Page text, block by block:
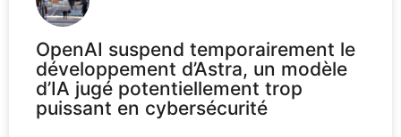
OpenAI suspend temporairement le
développement d’Astra, un modèle
d’IA jugé potentiellement trop
puissant en cybersécurité